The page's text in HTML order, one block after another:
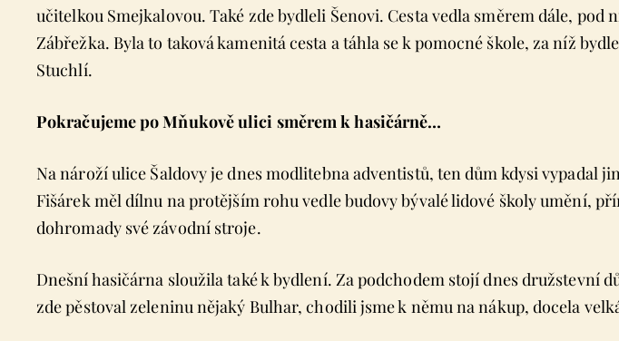
učitelkou Smejkalovou. Také zde bydleli Šenovi. Cesta vedla směrem dále, pod
Zábřežka. Byla to taková kamenitá cesta a táhla se k pomocné škole, za níž
Stuchlí.
Pokračujeme po Mňukově ulici směrem k hasičárně…
Na nároží ulice Šaldovy je dnes modlitebna adventistů, ten dům kdysi vypadal
Fišárek měl dílnu na protějším rohu vedle budovy bývalé lidové školy umění,
dohromady své závodní stroje.
Dnešní hasičárna sloužila také k bydlení. Za podchodem stojí dnes družstevní
zde pěstoval zeleninu nějaký Bulhar, chodili jsme k němu na nákup, docela